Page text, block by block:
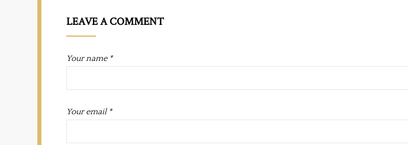
LEAVE A COMMENT
Your name *
Your email *